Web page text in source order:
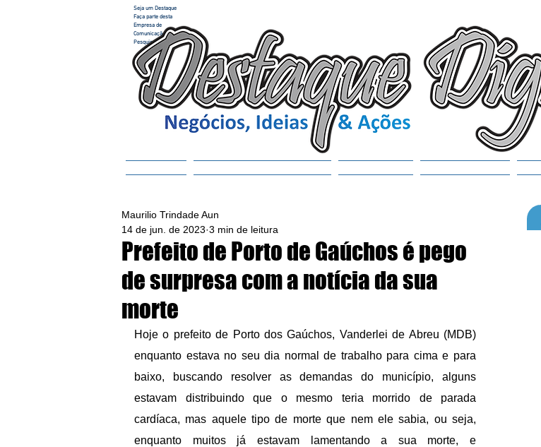
Seja um Destaque
Faça parte desta
Empresa de
Comunicação e
Pesquisa
Prefeito de Porto de Gaúchos é pego
de surpresa com a notícia da sua
morte
Maurilio Trindade Aun
14 de jun. de 2023 3 min de leitura
Hoje o prefeito de Porto dos Gaúchos, Vanderlei de Abreu (MDB)
enquanto estava no seu dia normal de trabalho para cima e para
baixo, buscando resolver as demandas do município, alguns
estavam distribuindo que o mesmo teria morrido de parada
cardíaca, mas aquele tipo de morte que nem ele sabia, ou seja,
enquanto muitos já estavam lamentando a sua morte, e